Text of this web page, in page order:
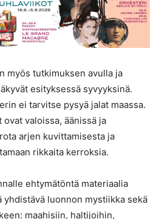
myös tutkimuksen avulla ja
esityksessä syvyyksinä.
ei tarvitse pysyä jalat maassa.
valoissa, äänissä ja
arjen kuvittamisesta ja
rikkaita kerroksia.
ehtymätöntä materiaalia
yhdistävä luonnon mystiikka sekä
maahisiin, haltijoihin,